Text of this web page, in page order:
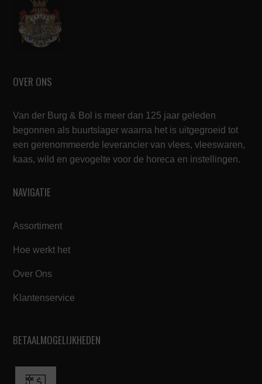
OVER ONS
Van der Burg & Bol is meer dan 125 jaar geleden
begonnen als buurtslager waarna het is uitgegroeid tot
een gerenommeerde leverancier van vlees, vleeswaren,
kaas, wild en gevogelte voor de horeca en instellingen.
NAVIGATIE
Assortiment
Hoe werkt het
Over Ons
Klantenservice
BETAALMOGELIJKHEDEN